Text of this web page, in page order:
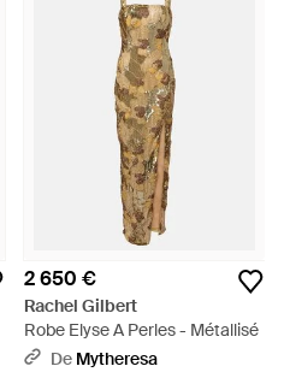
2 650 €
Rachel Gilbert
Robe Elyse A Perles - Métallisé
De Mytheresa